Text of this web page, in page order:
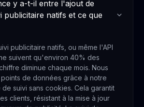
y a-t-il entre l'ajout de
publicitaire natifs et ce que
publicitaire natifs, ou même l'API
suivent qu'environ 40% des
diminue chaque mois. Nous
de données grâce à notre
suivi sans cookies. Cela garantit
clients, résistant à la mise à jour